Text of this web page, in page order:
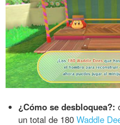
¿Cómo se desbloquea?:
un total de 180Waddle